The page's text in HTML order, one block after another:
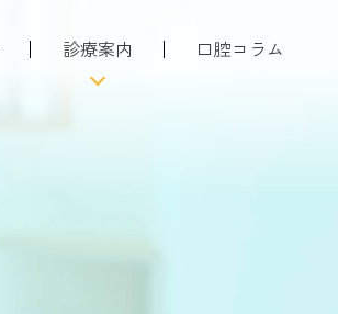
診療案内 口腔コラム